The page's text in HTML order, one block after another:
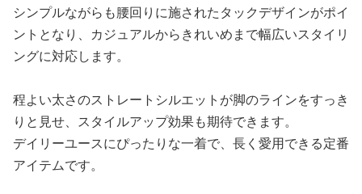
シンプルながらも腰回りに施されたタックデザインがポイ
ントとなり、カジュアルからきれいめまで幅広いスタイリ
ングに対応します。
程よい太さのストレートシルエットが脚のラインをすっき
りと見せ、スタイルアップ効果も期待できます。
デイリーユースにぴったりな一着で、長く愛用できる定番
アイテムです。